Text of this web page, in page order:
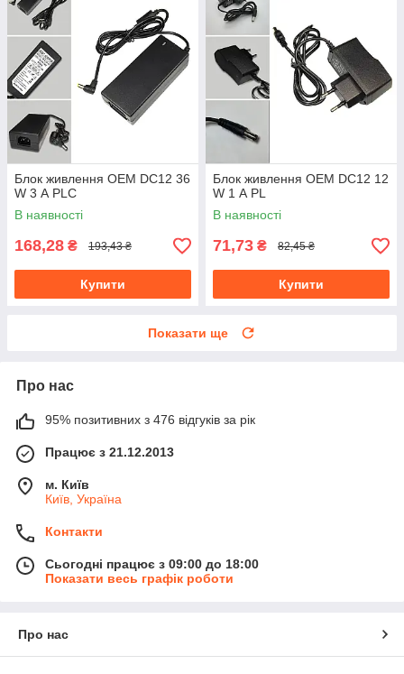
Блок живлення OEM DC12 36
W 3 А PLC
В наявності
168,28 ₴ 193,43 ₴
Купити
Блок живлення OEM DC12 12
W 1 А PL
В наявності
71,73 ₴ 82,45 ₴
Купити
Показати ще
Про нас
95% позитивних з 476 відгуків за рік
Працює з 21.12.2013
м. Київ
Київ, Україна
Контакти
Сьогодні працює з 09:00 до 18:00
Показати весь графік роботи
Про нас